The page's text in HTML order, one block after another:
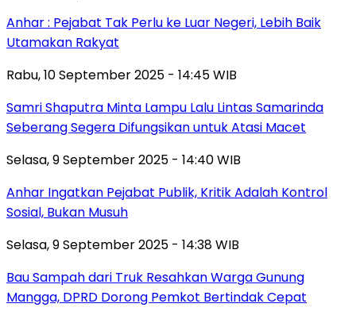
Anhar : Pejabat Tak Perlu ke Luar Negeri, Lebih Baik
Utamakan Rakyat
Rabu, 10 September 2025 - 14:45 WIB
Samri Shaputra Minta Lampu Lalu Lintas Samarinda
Seberang Segera Difungsikan untuk Atasi Macet
Selasa, 9 September 2025 - 14:40 WIB
Anhar Ingatkan Pejabat Publik, Kritik Adalah Kontrol
Sosial, Bukan Musuh
Selasa, 9 September 2025 - 14:38 WIB
Bau Sampah dari Truk Resahkan Warga Gunung
Mangga, DPRD Dorong Pemkot Bertindak Cepat